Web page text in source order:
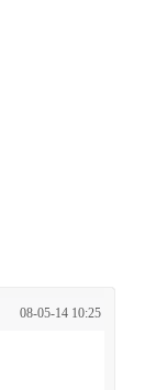
08-05-14 10:25